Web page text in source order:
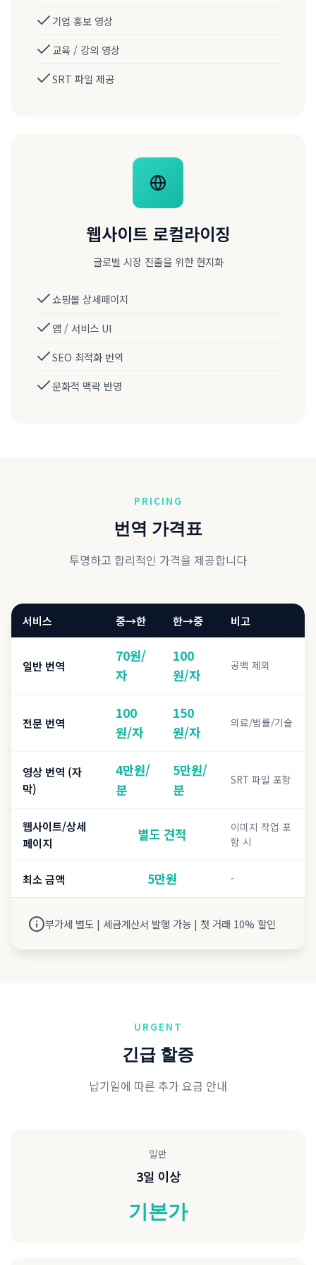
기업 홍보 영상
교육 / 강의 영상
SRT 파일 제공
웹사이트 로컬라이징
글로벌 시장 진출을 위한 현지화
쇼핑몰 상세페이지
앱 / 서비스 UI
SEO 최적화 번역
문화적 맥락 반영
PRICING
번역 가격표
투명하고 합리적인 가격을 제공합니다
서비스 중→한 한→중 비고
일반 번역
70원/
자
100
원/자
공백 제외
전문 번역
100
원/자
150
원/자
의료/법률/기술
영상 번역 (자
막)
4만원/
분
5만원/
분
SRT 파일 포함
웹사이트/상세
페이지
별도 견적
이미지 작업 포
함 시
최소 금액 5만원 -
부가세 별도 | 세금계산서 발행 가능 | 첫 거래 10% 할인
URGENT
긴급 할증
납기일에 따른 추가 요금 안내
일반
3일 이상
기본가